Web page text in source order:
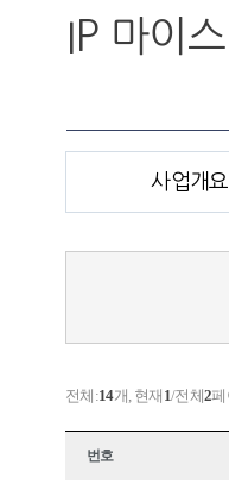
IP 마이
사업개요
전체:14개, 현재 1/전체2페
번호